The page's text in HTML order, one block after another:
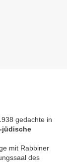
gedachte in
jüdische
mit Rabbiner
des